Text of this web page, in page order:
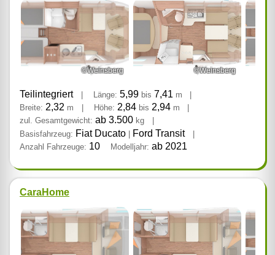
©Weinsberg ©Weinsberg
Teilintegriert Länge: 5,99 bis 7,41 m
Breite: 2,32 m Höhe: 2,84 bis 2,94 m
zul. Gesamtgewicht: ab 3.500 kg
Basisfahrzeug: Fiat Ducato | Ford Transit
|
Anzahl Fahrzeuge: 10 Modelljahr: ab 2021
CaraHome